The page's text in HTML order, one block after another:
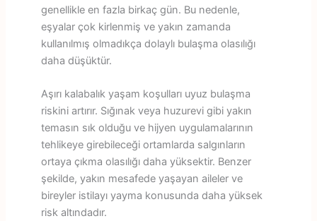
genellikle en fazla birkaç gün. Bu nedenle,
eşyalar çok kirlenmiş ve yakın zamanda
kullanılmış olmadıkça dolaylı bulaşma olasılığı
daha düşüktür.
Aşırı kalabalık yaşam koşulları uyuz bulaşma
riskini artırır. Sığınak veya huzurevi gibi yakın
temasın sık olduğu ve hijyen uygulamalarının
tehlikeye girebileceği ortamlarda salgınların
ortaya çıkma olasılığı daha yüksektir. Benzer
şekilde, yakın mesafede yaşayan aileler ve
bireyler istilayı yayma konusunda daha yüksek
risk altındadır.